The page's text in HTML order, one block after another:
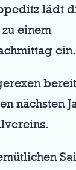
lädt
einem
ein.
nächsten